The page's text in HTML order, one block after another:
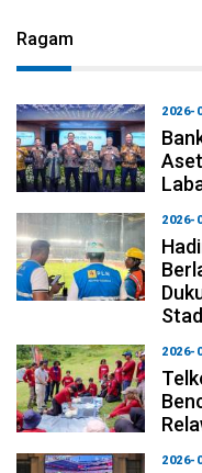
Ragam
2026-
2026-
2026-
2026-